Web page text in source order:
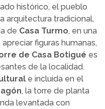
histórico, el pueblo
arquitectura tradicional,
de Casa Turmo, en una
figuras humanas,
de Casa Botigué es
de la localidad.
e incluida en el
, la torre de planta
levantada con